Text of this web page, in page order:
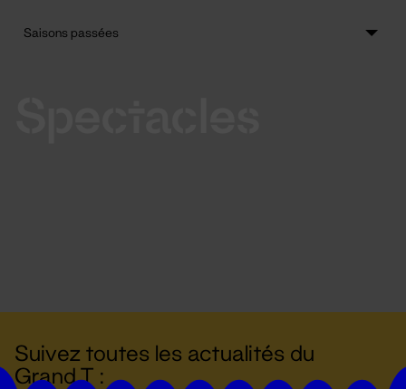
Suivez toutes les actualités du
Grand T :